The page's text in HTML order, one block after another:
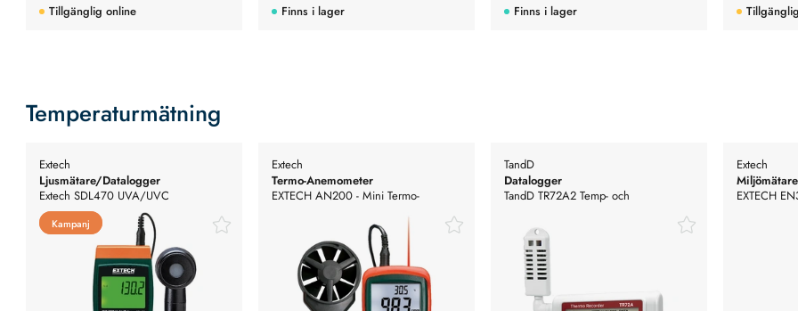
Tillgänglig online Finns i lager Finns i lager
Temperaturmätning
Kampanj
Kampanj
Extech
Ljusmätare/Datalogger
Extech SDL470 UVA/UVC
Ljusmätare/Datalogger
Extech
Termo-Anemometer
EXTECH AN200 - Mini Termo-
TandD
Datalogger
TandD TR72A2 Temp- och
Extech
Miljömätare
EXTECH